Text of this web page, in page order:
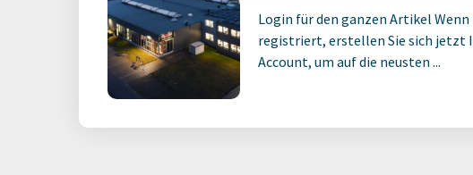
Login für den ganzen Artikel
registriert, erstellen Sie sich jetzt
Account, um auf die neusten ...